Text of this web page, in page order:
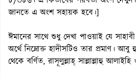
জানতে এ অংশ সহায়ক হবে।]
ঈমানের সাথে শুধু দেখা পাওয়াই যে
অর্থে নিম্নোক্ত হাদীসটিও তার প্রমাণ। আবু
থেকে বর্ণিত, রাসূলুল্লাহ্ সাল্লাল্লাহু